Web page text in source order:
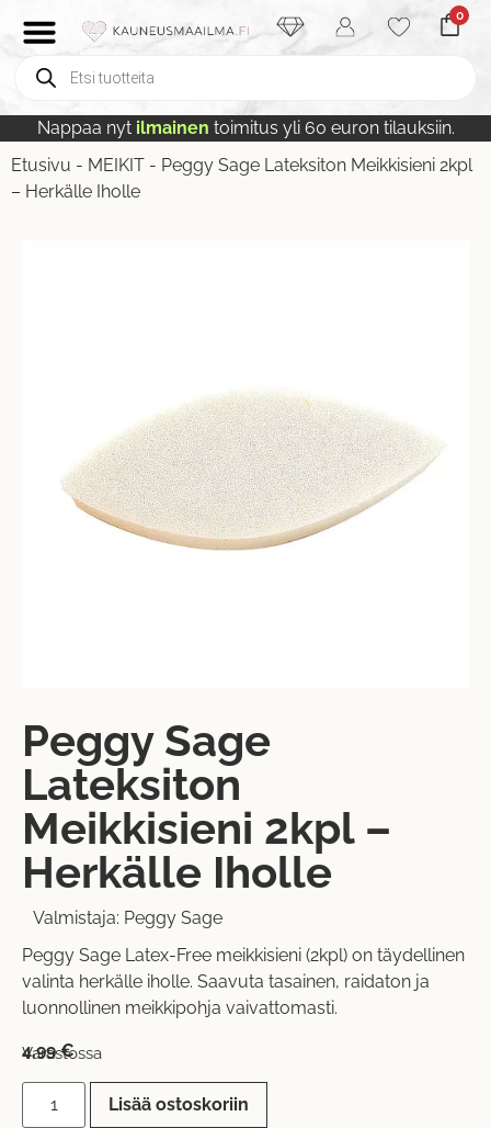
0
Nappaa nyt ilmainen toimitus yli 60 euron tilauksiin.
Etusivu - MEIKIT - Peggy Sage Lateksiton Meikkisieni 2kpl
– Herkälle Iholle
Peggy Sage
Lateksiton
Meikkisieni 2kpl –
Herkälle Iholle
Valmistaja: Peggy Sage
Peggy Sage Latex-Free meikkisieni (2kpl) on täydellinen
valinta herkälle iholle. Saavuta tasainen, raidaton ja
luonnollinen meikkipohja vaivattomasti.
4,99€
Varastossa
Lisää ostoskoriin